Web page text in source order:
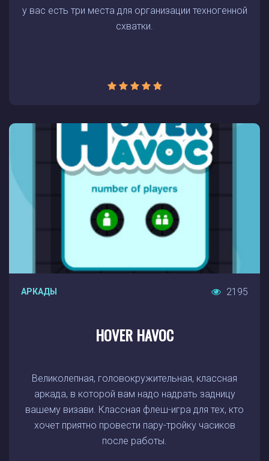
у вас есть три места для организации техногенной
схватки.
АРКАДЫ 2195
HOVER HAVOC
Великолепная, головокружительная, классная
аркада, в которой вам надо надрать задницу
вашему визави. Классная флеш-игра для тех, кто
хочет приятно провести пару-тройку часиков
после работы.